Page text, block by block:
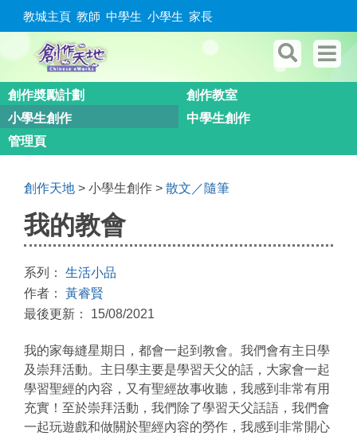
教城主頁 教師 中學生 小學生 家長
創作奬勵計劃
創作教室
小學生創作
中學生創作
管理頁
創作天地 > 小學生創作 > 散文／隨筆
我的教會
系列： 生活小品
作者： 黃睿賢
最後更新： 15/08/2021
我的家每縫星期日，都會一起到教會。我們會有主日學
及崇拜活動。主日學主要是學習天父的話，大家會一起
學習聖經的內容，又有聖經故事收聽，我感到非常有用
充實！至於崇拜活動，我們除了學習天父話語，我們會
一起玩遊戲和做關於聖經內容的勞作，我感到非常開心